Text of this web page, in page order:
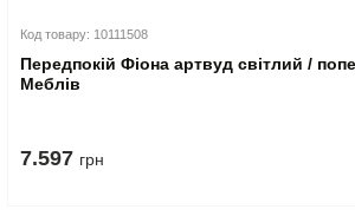
Код товару: 10111508
Передпокій Фіона артвуд світлий /
Меблів
7.597 грн